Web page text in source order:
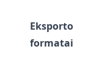
Eksporto
formatai